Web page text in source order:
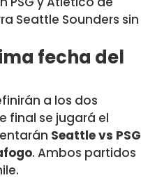
Seattle Sounders sin
fecha del
a los dos
final se jugará el
Seattle vs PSG
. Ambos partidos